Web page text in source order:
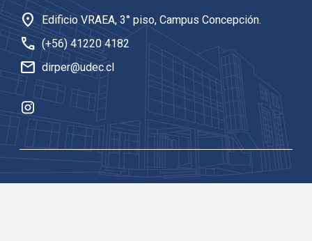
location_on Edificio VRAEA, 3° piso, Campus Concepción.
call (+56) 41220 4182
mail dirper@udec.cl